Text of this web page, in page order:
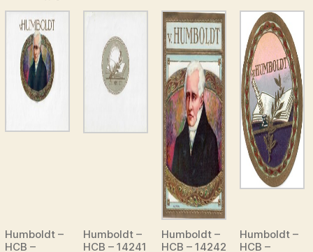
Humboldt –
HCB –
Humboldt –
HCB – 14241
Humboldt –
HCB – 14242
Humboldt –
HCB –